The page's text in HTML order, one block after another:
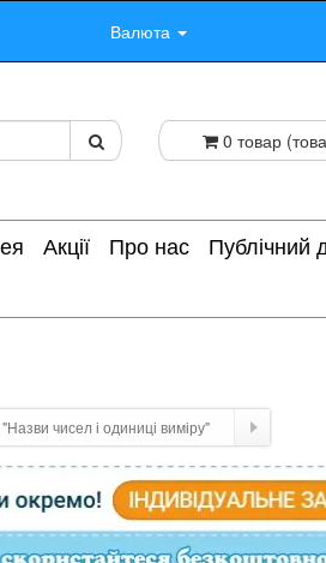
Валюта
0 товар
Акції Про нас
Публічний
чисел і одиниці виміру"